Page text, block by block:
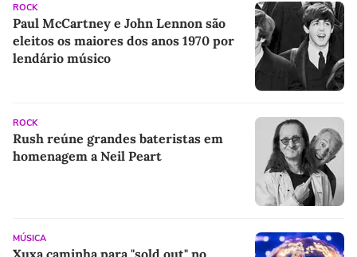
ROCK
Paul McCartney e John Lennon são
eleitos os maiores dos anos 1970 por
lendário músico
ROCK
Rush reúne grandes bateristas em
homenagem a Neil Peart
MÚSICA
Xuxa caminha para "sold out" no